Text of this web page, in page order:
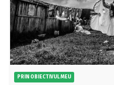
PRIN OBIECTIVUL MEU